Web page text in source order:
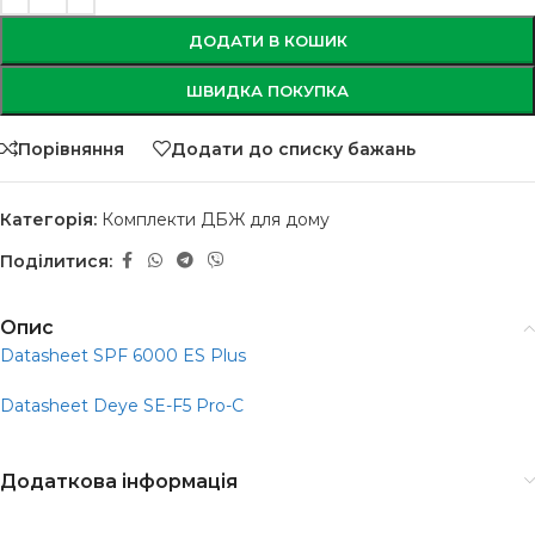
ДОДАТИ В КОШИК
ШВИДКА ПОКУПКА
Порівняння Додати до списку бажань
Категорія: Комплекти ДБЖ для дому
Поділитися:
Опис
Datasheet SPF 6000 ES Plus
Datasheet Deye SE-F5 Pro-C
Додаткова інформація